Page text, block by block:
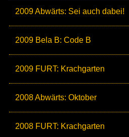
2009 Abwärts: Sei auch dabei!
2009 Bela B: Code B
2009 FURT: Krachgarten
2008 Abwärts: Oktober
2008 FURT: Krachgarten